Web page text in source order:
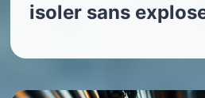
isoler sans